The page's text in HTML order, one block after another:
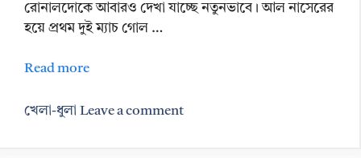
রোনালদোকে আবারও দেখা যাচ্ছে নতুনভাবে। আল নাসেরের
হয়ে প্রথম দুই ম্যাচ গোল …
Read more
Categories
খেলা-ধুলা Leave a comment